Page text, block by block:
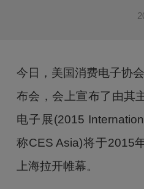
今日，美国消费电子协
布会，会上宣布了由其
电子展(2015
称CES Asia)将于2015
上海拉开帷幕。